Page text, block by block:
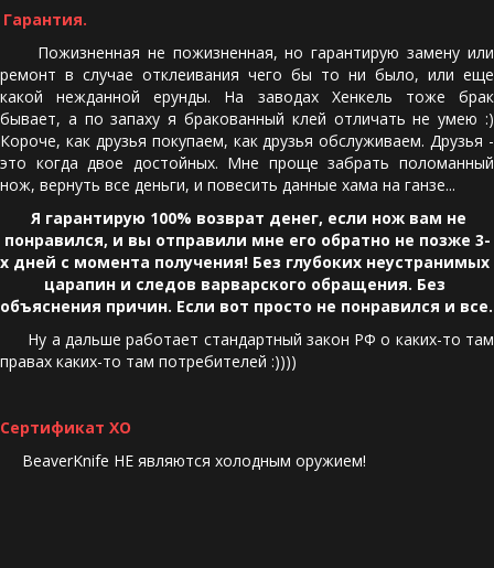
Гарантия.
Пожизненная не пожизненная, но гарантирую замену или
ремонт в случае отклеивания чего бы то ни было, или еще
какой нежданной ерунды. На заводах Хенкель тоже брак
бывает, а по запаху я бракованный клей отличать не умею :)
Короче, как друзья покупаем, как друзья обслуживаем. Друзья -
это когда двое достойных. Мне проще забрать поломанный
нож, вернуть все деньги, и повесить данные хама на ганзе...
Я гарантирую 100% возврат денег, если нож вам не
понравился, и вы отправили мне его обратно не позже 3-
х дней с момента получения! Без глубоких неустранимых
царапин и следов варварского обращения. Без
объяснения причин. Если вот просто не понравился и все.
Ну а дальше работает стандартный закон РФ о каких-то там
правах каких-то там потребителей :))))
Сертификат ХО
BeaverKnife НЕ являются холодным оружием!